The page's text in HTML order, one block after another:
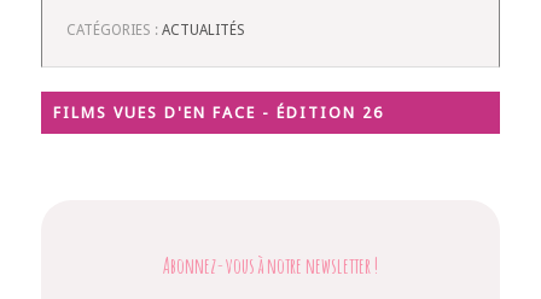
CATÉGORIES : ACTUALITÉS
FILMS VUES D'EN FACE - ÉDITION 26
Abonnez-vous à notre newsletter !